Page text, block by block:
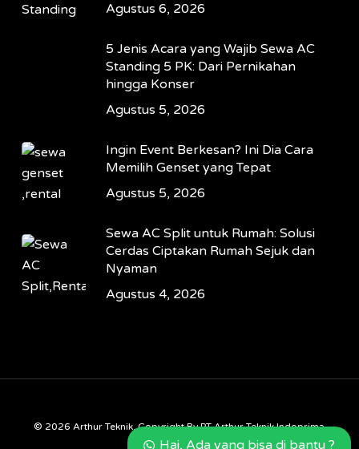
Agustus 6, 2026
5 Jenis Acara yang Wajib Sewa AC
Standing 5 PK: Dari Pernikahan
hingga Konser
Agustus 5, 2026
Ingin Event Berkesan? Ini Dia Cara
Memilih Genset yang Tepat
Agustus 5, 2026
Sewa AC Split untuk Rumah: Solusi
Cerdas Ciptakan Rumah Sejuk dan
Nyaman
Agustus 4, 2026
© 2026 Arthur Teknik. Copyright By PT Arthur Teknik Indoprima
Hai, Ada yang bisa di bantu ?